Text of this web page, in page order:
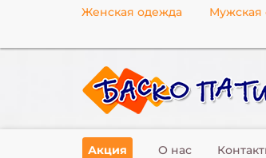
Женская одежда Мужская
Акция О нас